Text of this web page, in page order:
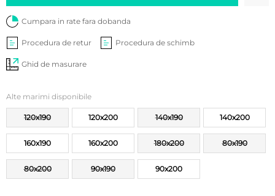
Cumpara in rate fara dobanda
Procedura de retur Procedura de schimb
Ghid de masurare
Alte marimi disponibile
120x190 120x200 140x190 140x200
160x190 160x200 180x200 80x190
80x200 90x190 90x200